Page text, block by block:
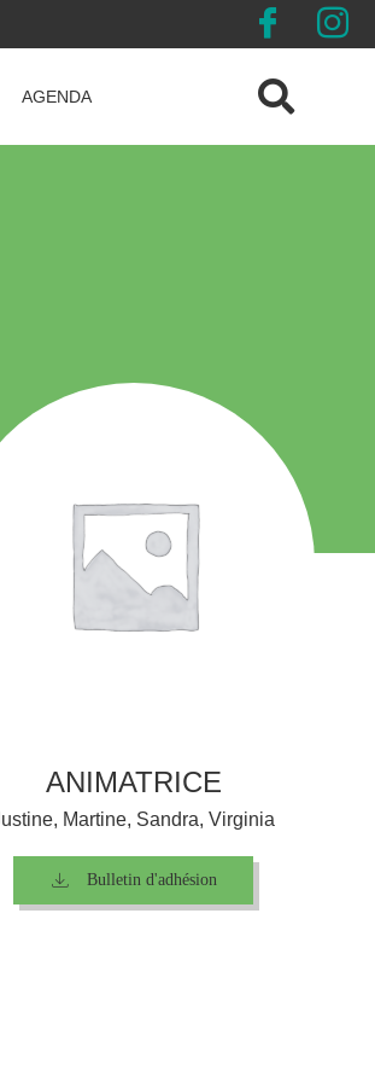
AGENDA
ANIMATRICE
Martine, Sandra, Virginia
Bulletin d'adhésion